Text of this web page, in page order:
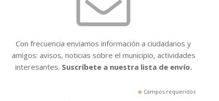
Con frecuencia enviamos información a ciudadanos y
amigos: avisos, noticias sobre el municipio, actividades
interesantes. Suscríbete a nuestra lista de envío.
* Campos requeridos